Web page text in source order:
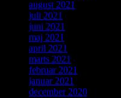
august 2021
juli 2021
juni 2021
maj 2021
april 2021
marts 2021
februar 2021
januar 2021
december 2020